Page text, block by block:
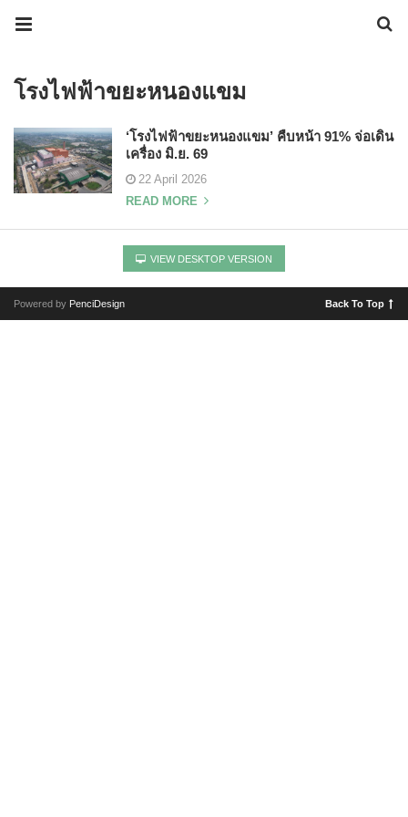
โรงไฟฟ้าขยะหนองแขม
‘โรงไฟฟ้าขยะหนองแขม’ คืบหน้า 91% จ่อเดิน
เครื่อง มิ.ย. 69
22 April 2026
READ MORE
VIEW DESKTOP VERSION
Powered by PenciDesign Back To Top